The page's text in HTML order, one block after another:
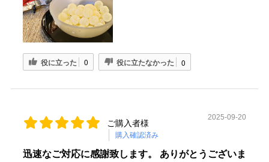
役に立った 0 役に立たなかった 0
ご購入者様
購入確認済み
2025-09-20
迅速なご対応に感謝致します。 ありがとうございま